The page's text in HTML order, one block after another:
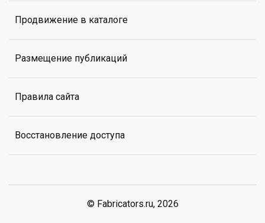
Продвижение в каталоге
Размещение публикаций
Правила сайта
Восстановление доступа
© Fabricators.ru, 2026